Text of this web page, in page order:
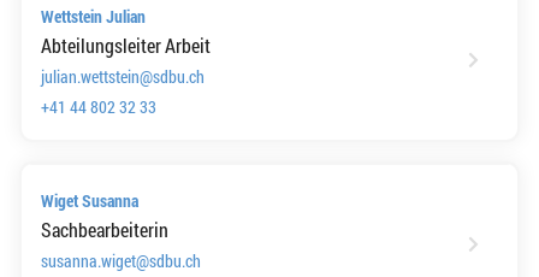
Wettstein Julian
Abteilungsleiter Arbeit
julian.wettstein@sdbu.ch
+41 44 802 32 33
Wiget Susanna
Sachbearbeiterin
susanna.wiget@sdbu.ch